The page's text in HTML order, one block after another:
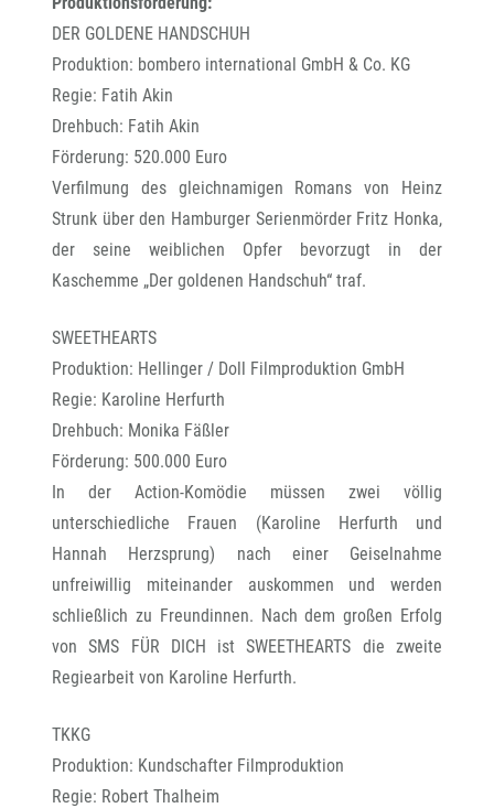
DER GOLDENE HANDSCHUH
Produktion: bombero international GmbH & Co. KG
Regie: Fatih Akin
Drehbuch: Fatih Akin
Förderung: 520.000 Euro
Verfilmung des gleichnamigen Romans von Heinz
Strunk über den Hamburger Serienmörder Fritz Honka,
der seine weiblichen Opfer bevorzugt in der
Kaschemme „Der goldenen Handschuh“ traf.
SWEETHEARTS
Produktion: Hellinger / Doll Filmproduktion GmbH
Regie: Karoline Herfurth
Drehbuch: Monika Fäßler
Förderung: 500.000 Euro
In der Action-Komödie müssen zwei völlig
unterschiedliche Frauen (Karoline Herfurth und
Hannah Herzsprung) nach einer Geiselnahme
unfreiwillig miteinander auskommen und werden
schließlich zu Freundinnen. Nach dem großen Erfolg
von SMS FÜR DICH ist SWEETHEARTS die zweite
Regiearbeit von Karoline Herfurth.
TKKG
Produktion: Kundschafter Filmproduktion
Regie: Robert Thalheim